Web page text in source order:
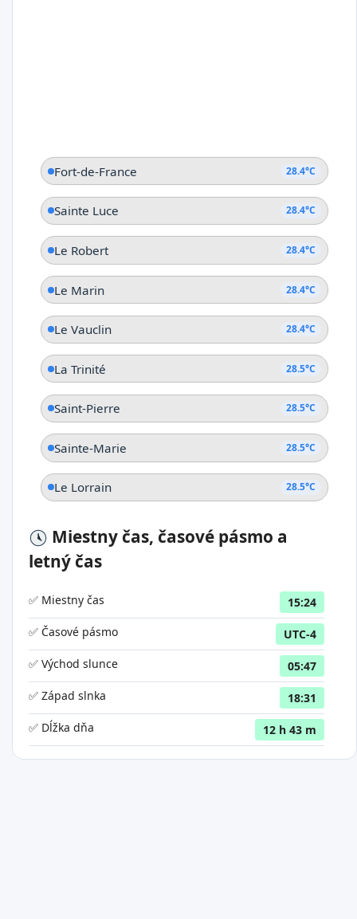
Fort-de-France 28.4°C
Sainte Luce 28.4°C
Le Robert 28.4°C
Le Marin 28.4°C
Le Vauclin 28.4°C
La Trinité 28.5°C
Saint-Pierre 28.5°C
Sainte-Marie 28.5°C
Le Lorrain 28.5°C
Miestny čas, časové pásmo a
letný čas
✅ Miestny čas
15:24
✅ Časové pásmo
UTC-4
✅ Východ slunce
05:47
✅ Západ slnka
18:31
✅ Dĺžka dňa
12 h 43 m